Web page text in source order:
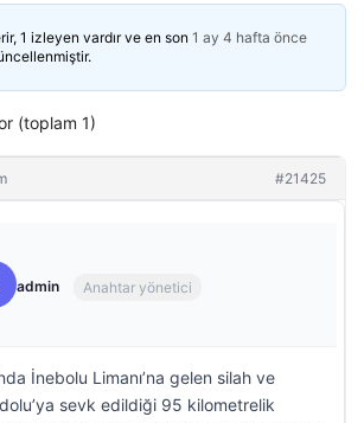
1 izleyen vardır ve en son 1 ay 4 hafta önce
(toplam 1)
#21425
admin Anahtar yönetici
İnebolu Limanı’na gelen silah ve
sevk edildiği 95 kilometrelik